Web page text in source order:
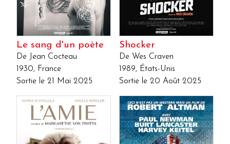
Le sang d'un poète
De Jean Cocteau
1930, France
Sortie le 21 Mai 2025
Shocker
De Wes Craven
1989, États-Unis
Sortie le 20 Août 2025